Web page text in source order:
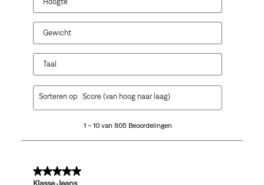
Gewicht
Taal
805
1 – 10 van 805 Beoordelingen
Sorteren op Score (van hoog naar laag)
5 van 5 sterren.